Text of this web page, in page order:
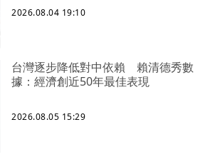
2026.08.04 19:10
台灣逐步降低對中依賴 賴清德秀數
據：經濟創近50年最佳表現
2026.08.05 15:29